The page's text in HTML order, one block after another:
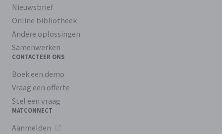
Nieuwsbrief
Online bibliotheek
Andere oplossingen
Samenwerken
CONTACTEER ONS
Boek een demo
Vraag een offerte
Stel een vraag
MATCONNECT
Aanmelden